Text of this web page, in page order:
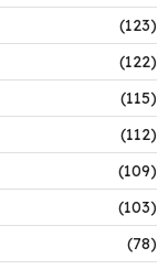
(123)
(122)
(115)
(112)
(109)
(103)
(78)